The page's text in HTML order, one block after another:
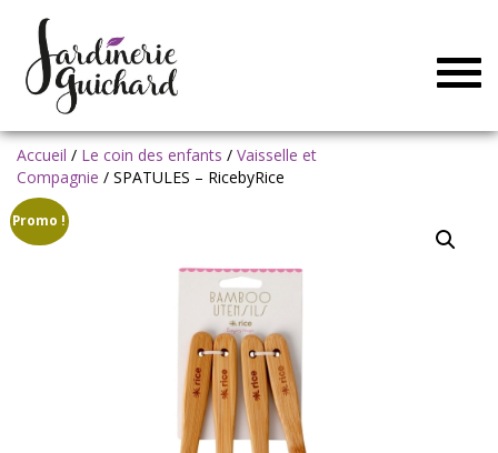
Accueil / Le coin des enfants / Vaisselle et
Compagnie / SPATULES – RicebyRice
Promo !